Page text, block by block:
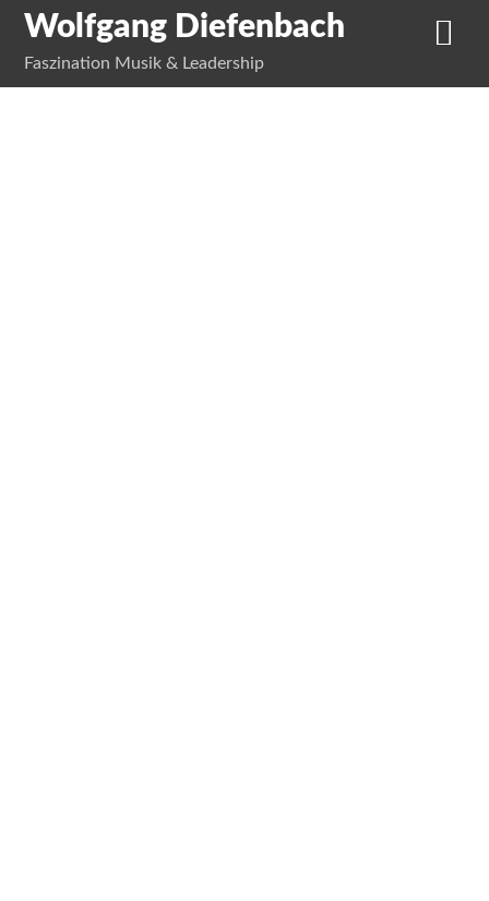
Wolfgang Diefenbach
Faszination Musik & Leadership